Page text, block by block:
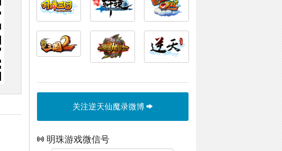
关注逆天仙魔录微博
明珠游戏微信号